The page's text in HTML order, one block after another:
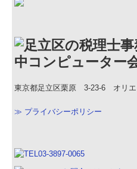
東京都足立区栗原 3-23-6 オリ
≫ プライバシーポリシー